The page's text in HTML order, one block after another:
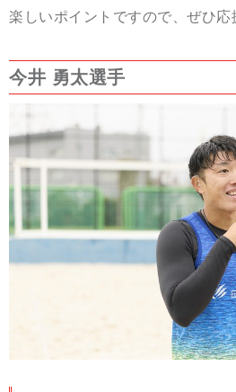
楽しいポイントですので、ぜひ応
今井 勇太選手